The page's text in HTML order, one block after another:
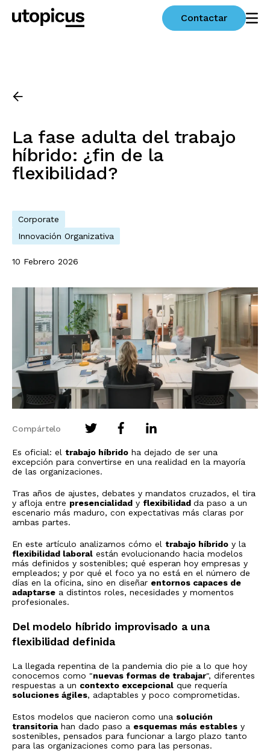
Contactar
La fase adulta del trabajo
híbrido: ¿fin de la
flexibilidad?
Corporate
Innovación Organizativa
10 Febrero 2026
Es oficial: el trabajo híbrido ha dejado de ser una
excepción para convertirse en una realidad en la mayoría
de las organizaciones.
Tras años de ajustes, debates y mandatos cruzados, el tira
y afloja entre presencialidad y flexibilidad da paso a un
escenario más maduro, con expectativas más claras por
ambas partes.
En este artículo analizamos cómo el trabajo híbrido y la
flexibilidad laboral están evolucionando hacia modelos
más definidos y sostenibles; qué esperan hoy empresas y
empleados; y por qué el foco ya no está en el número de
días en la oficina, sino en diseñar entornos capaces de
adaptarse a distintos roles, necesidades y momentos
profesionales.
Del modelo híbrido improvisado a una
flexibilidad definida
La llegada repentina de la pandemia dio pie a lo que hoy
conocemos como "nuevas formas de trabajar", diferentes
respuestas a un contexto excepcional que requería
soluciones ágiles, adaptables y poco comprometidas.
Estos modelos que nacieron como una solución
transitoriahan dado paso a esquemas más estables y
sostenibles, pensados para funcionar a largo plazo tanto
para las organizaciones como para las personas.
Compártelo